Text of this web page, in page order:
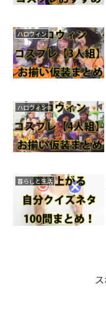
ハロウィン
ハロウィン
暮らしと生活